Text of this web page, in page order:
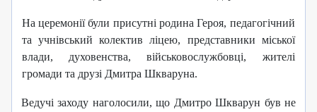
На церемонії були присутні родина Героя, педагогічний
та учнівський колектив ліцею, представники міської
влади, духовенства, військовослужбовці, жителі
громади та друзі Дмитра Шкваруна.
Ведучі заходу наголосили, що Дмитро Шкварун був не